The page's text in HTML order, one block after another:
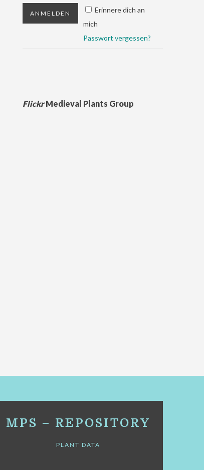
Erinnere dich an
mich
Passwort vergessen?
FlickrMedieval Plants Group
MPS – REPOSITORY
PLANT DATA